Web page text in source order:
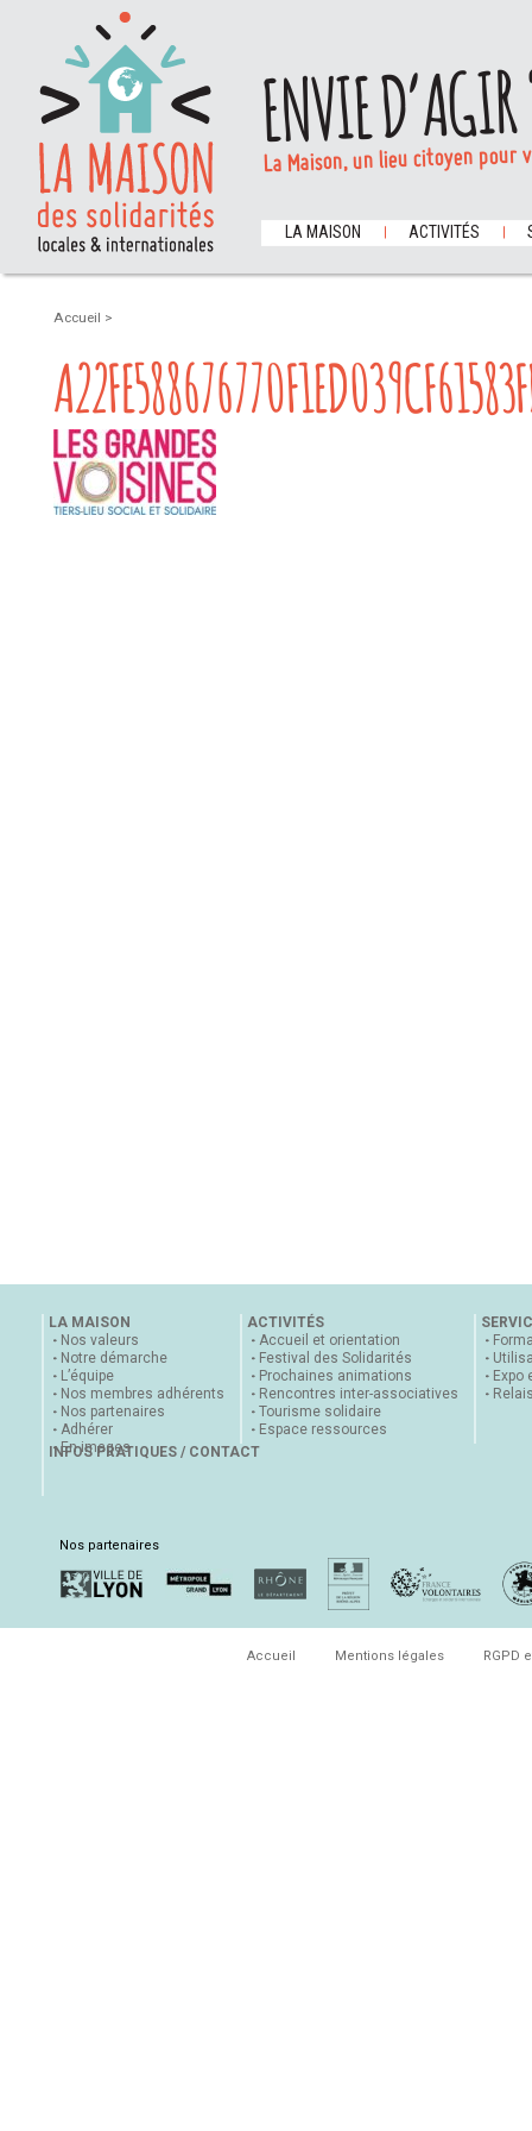
ENVIE
La Maison, un lieu citoyen
LA MAISON ACTIVITÉS
Accueil >
LA MAISON
Nos valeurs
Notre démarche
L’équipe
Nos membres adhérents
Nos partenaires
Adhérer
En images
ACTIVITÉS
Accueil et orientation
Festival des Solidarités
Prochaines animations
Rencontres inter-associatives
Tourisme solidaire
Espace ressources
Expo
INFOS PRATIQUES / CONTACT
Nos partenaires
Accueil Mentions légales RGPD